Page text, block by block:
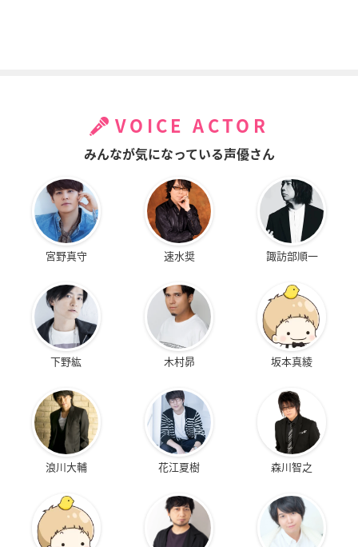
VOICE ACTOR
みんなが気になっている声優さん
宮野真守 速水奨 諏訪部順一
下野紘 木村昴 坂本真綾
浪川大輔 花江夏樹 森川智之